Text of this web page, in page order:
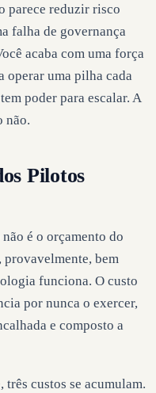
parece reduzir risco
falha de governança
acaba com uma força
operar uma pilha cada
poder para escalar. A
não.
Pilotos
é o orçamento do
bem
funciona. O custo
por nunca o exercer,
e composto a
três custos se acumulam.